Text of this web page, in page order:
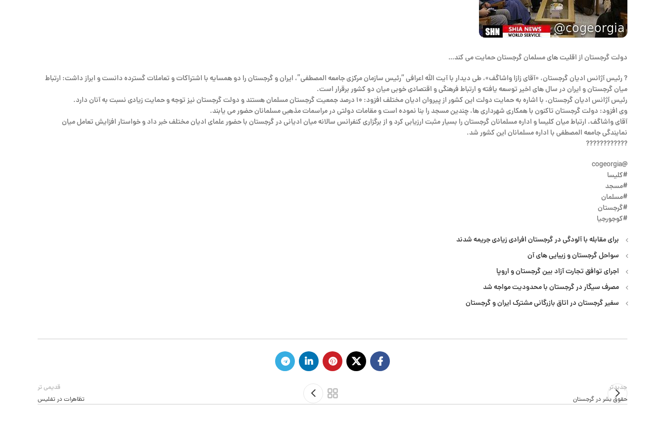
دولت گرجستان از اقلیت های مسلمان گرجستان حمایت می کند…
? رئیس آژانس ادیان گرجستان، «آقای زازا واشاگف»، طی دیدار با آیت الله اعرافی “رئیس سازمان مرکزی جامعه المصطفی”، ایران و گرجستان را دو همسایه با اشتراکات و تعاملات گسترده دانست و ابراز داشت: ارتباط
میان گرجستان و ایران در سال های اخیر توسعه یافته و ارتباط فرهنگی و اقتصادی خوبی میان دو کشور برقرار است.
رئیس آژانس ادیان گرجستان، با اشاره به حمایت دولت این کشور از پیروان ادیان مختلف افزود: ۱۰ درصد جمعیت گرجستان مسلمان هستند و دولت گرجستان نیز توجه و حمایت زیادی نسبت به آنان دارد.
وی افزود: دولت گرجستان تاکنون با همکاری شهرداری ها، چندین مسجد را بنا نموده است و مقامات دولتی در مراسمات مذهبی مسلمانان حضور می یابند.
آقای واشاگف، ارتباط میان کلیسا و اداره مسلمانان گرجستان را بسیار مثبت ارزیابی کرد و از برگزاری کنفرانس سالانه میان ادیانی در گرجستان با حضور علمای ادیان مختلف خبر داد و خواستار افزایش تعامل میان
نمایندگی جامعه المصطفی با اداره مسلمانان این کشور شد.
????????????
@cogeorgia
#کلیسا
#مسجد
#مسلمان
#گرجستان
#کوجورجیا
برای مقابله با آلودگی در گرجستان افرادی زیادی جریمه شدند
سواحل گرجستان و زیبایی های آن
اجرای توافق تجارت آزاد بین گرجستان و اروپا
مصرف سیگار در گرجستان با محدودیت مواجه شد
سفیر گرجستان در اتاق بازرگانی مشترک ایران و گرجستان
جدیدتر
حقوق بشر در گرجستان
قدیمی تر
تظاهرات در تفلیس